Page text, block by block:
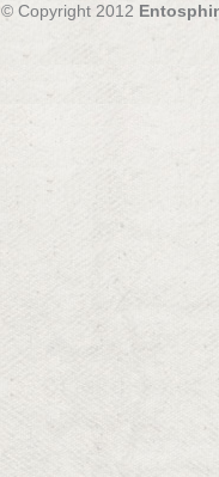
© Copyright 2012